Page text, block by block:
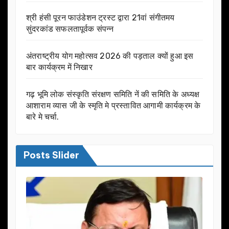
श्री हंसी पूरन फाउंडेशन ट्रस्ट द्वारा 21वां संगीतमय
सुंदरकांड सफलतापूर्वक संपन्न
अंतराष्ट्रीय योग महोत्सव 2026 की पड़ताल क्यों हुआ इस
बार कार्यक्रम में निखार
गढ़ भूमि लोक संस्कृति संरक्षण समिति नें की समिति के अध्यक्ष
आशाराम व्यास जी के स्मृति मे प्रस्तावित आगामी कार्यक्रम के
बारे मे चर्चा.
Posts Slider